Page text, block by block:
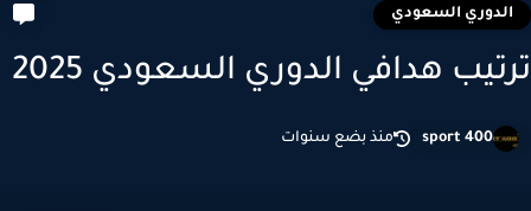
السعودي
هدافي الدوري السعودي 2025
sport 400 منذ بضع سنوات